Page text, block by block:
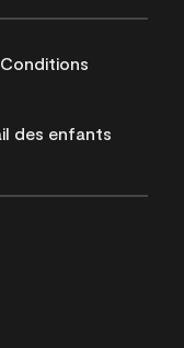
Conditions
des enfants